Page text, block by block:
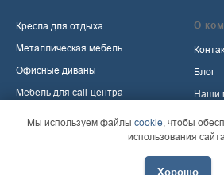
Мы используем файлы cookie, чтобы
использования
Хорошо
Кресла для отдыха
Металлическая мебель
Офисные диваны
Мебель для call-центра
О
Блог
Наши